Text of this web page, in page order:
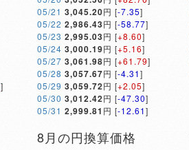
]
05/21 3,045.20円 [-7.35]
05/22 2,986.43円 [-58.77]
05/23 2,995.03円 [+8.60]
05/24 3,000.19円 [+5.16]
05/27 3,061.98円 [+61.79]
05/28 3,057.67円 [-4.31]
05/29 3,059.72円 [+2.05]
05/30 3,012.42円 [-47.30]
05/31 2,999.81 円 [-12.61]
8月の円換算価格